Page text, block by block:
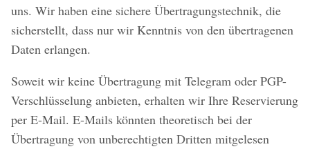
uns. Wir haben eine sichere Übertragungstechnik, die
sicherstellt, dass nur wir Kenntnis von den übertragenen
Daten erlangen.
Soweit wir keine Übertragung mit Telegram oder PGP-
Verschlüsselung anbieten, erhalten wir Ihre Reservierung
per E-Mail. E-Mails könnten theoretisch bei der
Übertragung von unberechtigten Dritten mitgelesen